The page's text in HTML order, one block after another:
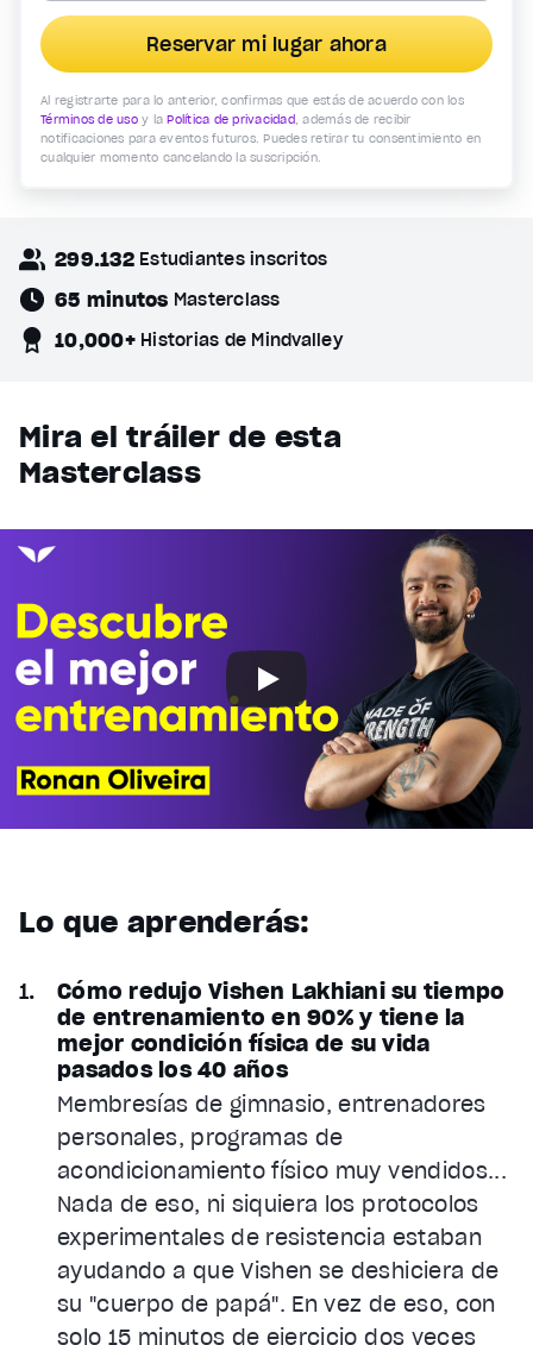
Reservar mi lugar ahora
Al registrarte para lo anterior, confirmas que estás de acuerdo con los
Términos de usoy laPolítica de privacidad, además de recibir
notificaciones para eventos futuros. Puedes retirar tu consentimiento en
cualquier momento cancelando la suscripción.
299.132 Estudiantes inscritos
65 minutos Masterclass
10,000+ Historias de Mindvalley
Mira el tráiler de esta
Masterclass
Lo que aprenderás:
Cómo redujo Vishen Lakhiani su tiempo
de entrenamiento en 90% y tiene la
mejor condición física de su vida
pasados los 40 años
Membresías de gimnasio, entrenadores
personales, programas de
acondicionamiento físico muy vendidos...
Nada de eso, ni siquiera los protocolos
experimentales de resistencia estaban
ayudando a que Vishen se deshiciera de
su "cuerpo de papá". En vez de eso, con
solo 15 minutos de ejercicio dos veces